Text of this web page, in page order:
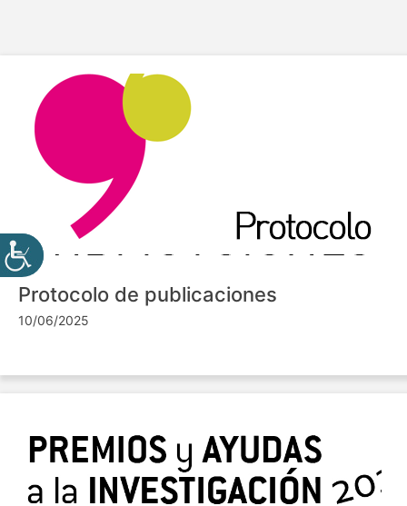
Protocolo de publicaciones
10/06/2025